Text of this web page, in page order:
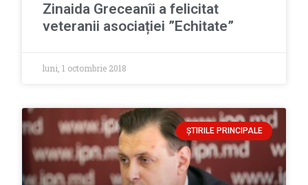
Zinaida Greceanîi a felicitat
veteranii asociației ”Echitate”
luni, 1 octombrie 2018
ȘTIRILE PRINCIPALE